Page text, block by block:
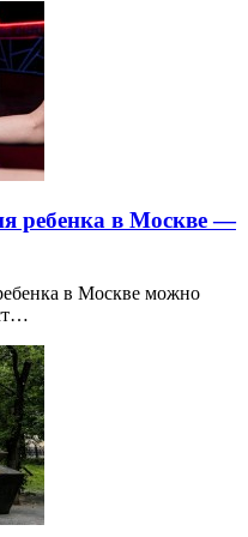
ребенка в Москве —
в Москве можно